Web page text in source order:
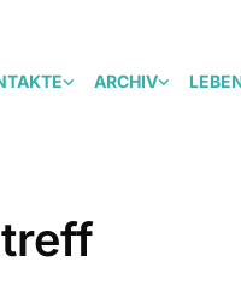
ARCHIV